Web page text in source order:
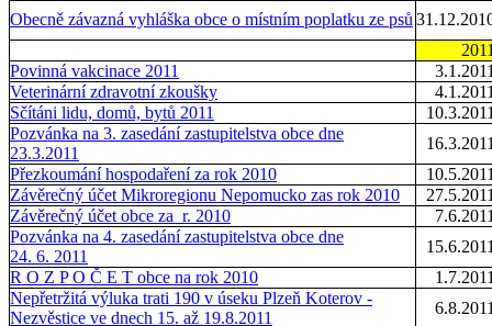
Obecně závazná vyhláška obce o místním poplatku ze psů
Povinná vakcinace 2011
Veterinární zdravotní zkoušky
Sčítáni lidu, domů, bytů 2011
Pozvánka na 3. zasedání zastupitelstva obce dne
23.3.2011
Přezkoumání hospodaření za rok 2010
Závěrečný účet Mikroregionu Nepomucko zas rok 2010
Závěrečný účet obce za r. 2010
Pozvánka na 4. zasedání zastupitelstva obce dne
24. 6. 2011
R O Z P O Č E T obce na rok 2010
Nepřetržitá výluka trati 190 v úseku Plzeň Koterov -
Nezvěstice ve dnech 15. až 19.8.2011